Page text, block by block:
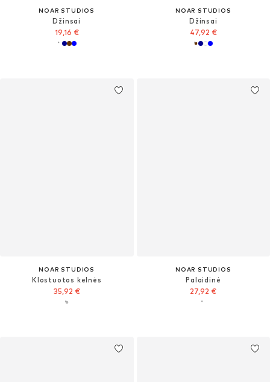
NOAR STUDIOS
Džinsai
19,16 €
NOAR STUDIOS
Džinsai
47,92 €
NOAR STUDIOS
Klostuotos kelnės
35,92 €
NOAR STUDIOS
Palaidinė
27,92 €